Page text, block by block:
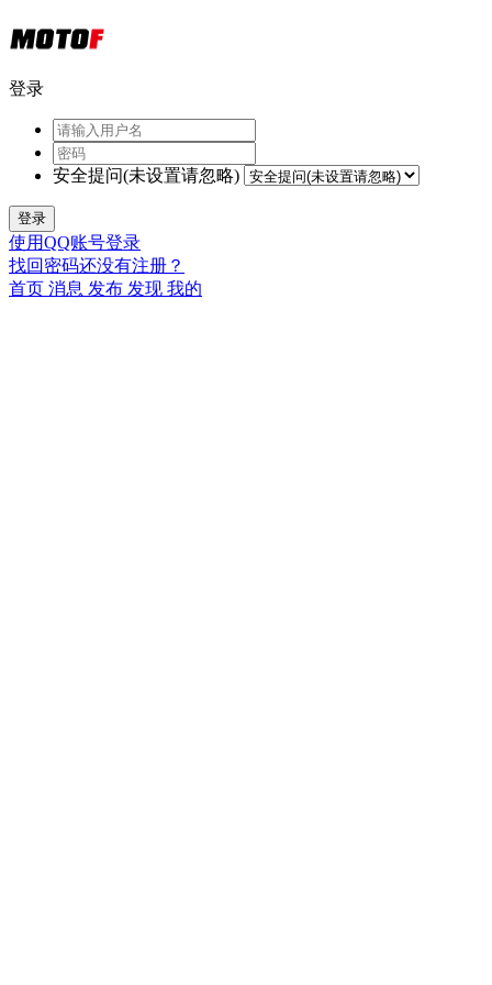
登录
安全提问(未设置请忽略)
登录
使用QQ账号登录
找回密码还没有注册？
首页 消息 发布 发现 我的